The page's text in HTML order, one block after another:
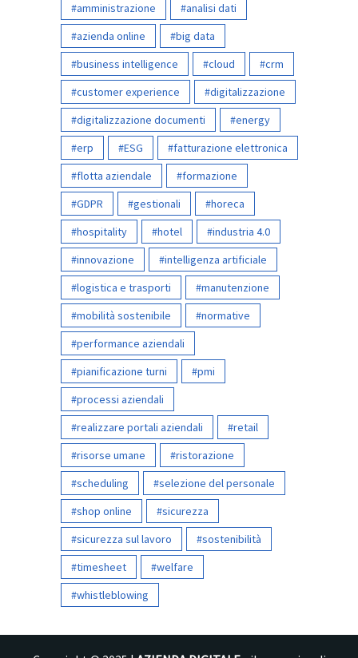
amministrazione
analisi dati
azienda online
big data
business intelligence
cloud
crm
customer experience
digitalizzazione
digitalizzazione documenti
energy
erp
ESG
fatturazione elettronica
flotta aziendale
formazione
GDPR
gestionali
horeca
hospitality
hotel
industria 4.0
innovazione
intelligenza artificiale
logistica e trasporti
manutenzione
mobilità sostenibile
normative
performance aziendali
pianificazione turni
pmi
processi aziendali
realizzare portali aziendali
retail
risorse umane
ristorazione
scheduling
selezione del personale
shop online
sicurezza
sicurezza sul lavoro
sostenibilità
timesheet
welfare
whistleblowing